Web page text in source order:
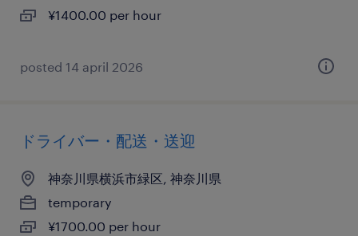
¥1400.00 per hour
posted 14 april 2026
ドライバー・配送・送迎
神奈川県横浜市緑区, 神奈川県
temporary
¥1700.00 per hour